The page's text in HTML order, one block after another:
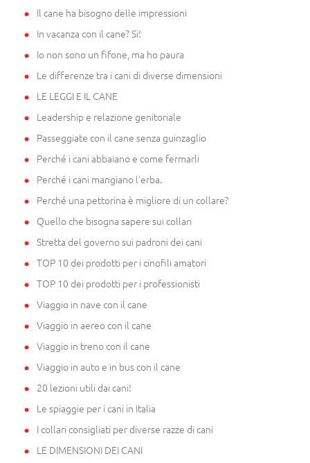
Il cane ha bisogno delle impressioni
In vacanza con il cane? Si!
Io non sono un fifone, ma ho paura
Le differenze tra i cani di diverse dimensioni
LE LEGGI E IL CANE
Leadership e relazione genitoriale
Passeggiate con il cane senza guinzaglio
Perché i cani abbaiano e come fermarli
Perché i cani mangiano l'erba.
Perché una pettorina è migliore di un collare?
Quello che bisogna sapere sui collari
Stretta del governo sui padroni dei cani
TOP 10 dei prodotti per i cinofili amatori
TOP 10 dei prodotti per i professionisti
Viaggio in nave con il cane
Viaggio in aereo con il cane
Viaggio in treno con il cane
Viaggio in auto e in bus con il cane
20 lezioni utili dai cani!
Le spiaggie per i cani in Italia
I collari consigliati per diverse razze di cani
LE DIMENSIONI DEI CANI